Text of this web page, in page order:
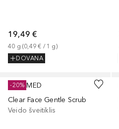
19,49 €
40 g (0,49 € / 1 g)
DOVANA
SEBAMED
Clear Face Gentle Scrub
Veido šveitiklis
-20%